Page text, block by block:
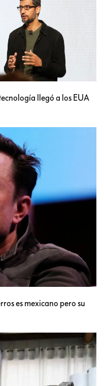
llegó a los EUA
es mexicano pero su